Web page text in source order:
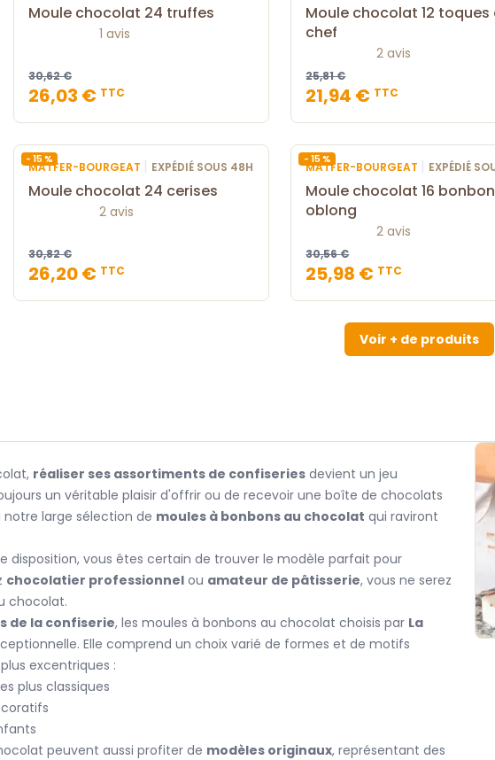
Moule chocolat 24 truffes
1 avis
30,62 €
26,03 € TTC
Moule chocolat 12 toques
chef
2 avis
25,81 €
21,94 € TTC
- 15 %
MATFER-BOURGEAT | EXPÉDIÉ SOUS 48H
Moule chocolat 24 cerises
2 avis
30,82 €
26,20 € TTC
- 15 %
MATFER-BOURGEAT | EXPÉDIÉ
Moule chocolat 16
oblong
2 avis
30,56 €
25,98 € TTC
Voir + de produits
réaliser ses assortiments de confiseries devient un jeu
un véritable plaisir d'offrir ou de recevoir une boîte de chocolats
large sélection de moules à bonbons au chocolat qui raviront
disposition, vous êtes certain de trouver le modèle parfait pour
chocolatier professionnel ou amateur de pâtisserie, vous ne serez
chocolat.
de la confiserie, les moules à bonbons au chocolat choisis par La
Elle comprend un choix varié de formes et de motifs
excentriques :
plus classiques
peuvent aussi profiter de modèles originaux, représentant des